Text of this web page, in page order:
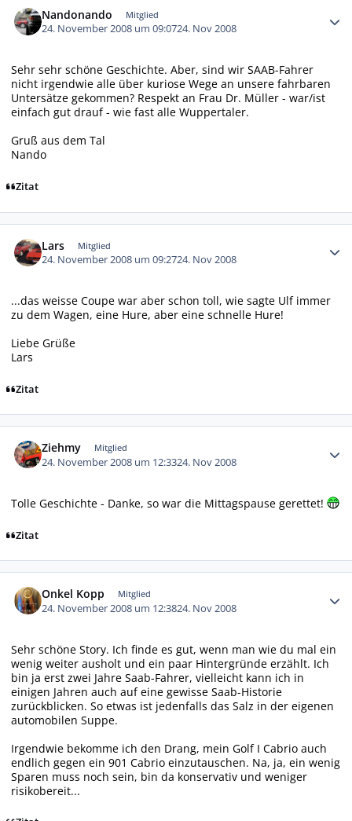
Nandonando Mitglied
24. November 2008 um 09:0724. Nov 2008
Sehr sehr schöne Geschichte. Aber, sind wir SAAB-Fahrer
nicht irgendwie alle über kuriose Wege an unsere fahrbaren
Untersätze gekommen? Respekt an Frau Dr. Müller - war/ist
einfach gut drauf - wie fast alle Wuppertaler.
Gruß aus dem Tal
Nando
Zitat
Lars Mitglied
24. November 2008 um 09:2724. Nov 2008
...das weisse Coupe war aber schon toll, wie sagte Ulf immer
zu dem Wagen, eine Hure, aber eine schnelle Hure!
Liebe Grüße
Lars
Zitat
Ziehmy Mitglied
24. November 2008 um 12:3324. Nov 2008
Tolle Geschichte - Danke, so war die Mittagspause gerettet!
Zitat
Onkel Kopp Mitglied
24. November 2008 um 12:3824. Nov 2008
Sehr schöne Story. Ich finde es gut, wenn man wie du mal ein
wenig weiter ausholt und ein paar Hintergründe erzählt. Ich
bin ja erst zwei Jahre Saab-Fahrer, vielleicht kann ich in
einigen Jahren auch auf eine gewisse Saab-Historie
zurückblicken. So etwas ist jedenfalls das Salz in der eigenen
automobilen Suppe.
Irgendwie bekomme ich den Drang, mein Golf I Cabrio auch
endlich gegen ein 901 Cabrio einzutauschen. Na, ja, ein wenig
Sparen muss noch sein, bin da konservativ und weniger
risikobereit...